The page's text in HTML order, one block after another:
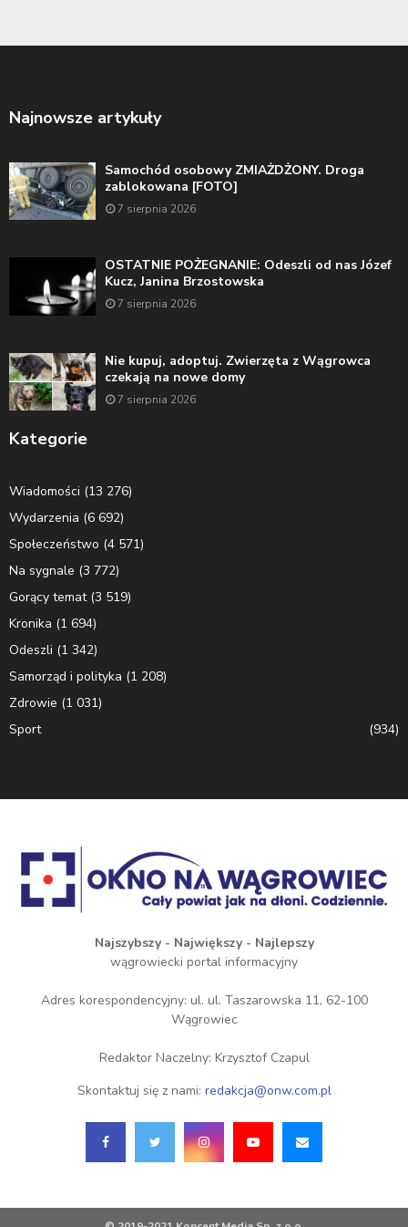
Najnowsze artykuły
Samochód osobowy ZMIAŻDŻONY. Droga
zablokowana [FOTO]
7 sierpnia 2026
OSTATNIE POŻEGNANIE: Odeszli od nas Józef
Kucz, Janina Brzostowska
7 sierpnia 2026
Nie kupuj, adoptuj. Zwierzęta z Wągrowca
czekają na nowe domy
7 sierpnia 2026
Kategorie
Wiadomości (13 276)
Wydarzenia (6 692)
Społeczeństwo (4 571)
Na sygnale (3 772)
Gorący temat(3 519)
Kronika (1 694)
Odeszli (1 342)
Samorząd i polityka (1 208)
Zdrowie (1 031)
Sport
(934)
Najszybszy - Największy - Najlepszy
wągrowiecki portal informacyjny
Adres korespondencyjny: ul. ul. Taszarowska 11, 62-100
Wągrowiec
Redaktor Naczelny: Krzysztof Czapul
Skontaktuj się z nami: redakcja@onw.com.pl